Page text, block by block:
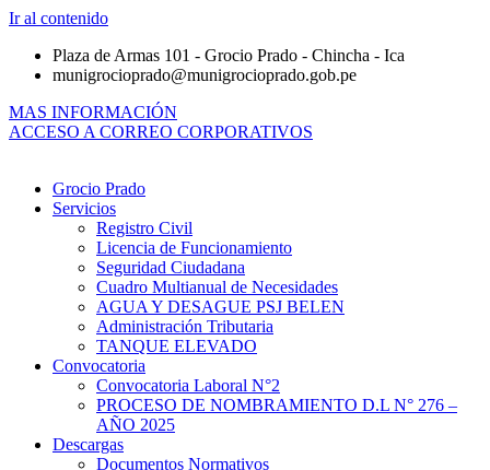
Ir al contenido
Plaza de Armas 101 - Grocio Prado - Chincha - Ica
munigrocioprado@munigrocioprado.gob.pe
MAS INFORMACIÓN
ACCESO A CORREO CORPORATIVOS
Grocio Prado
Servicios
Registro Civil
Licencia de Funcionamiento
Seguridad Ciudadana
Cuadro Multianual de Necesidades
AGUA Y DESAGUE PSJ BELEN
Administración Tributaria
TANQUE ELEVADO
Convocatoria
Convocatoria Laboral N°2
PROCESO DE NOMBRAMIENTO D.L N° 276 –
AÑO 2025
Descargas
Documentos Normativos